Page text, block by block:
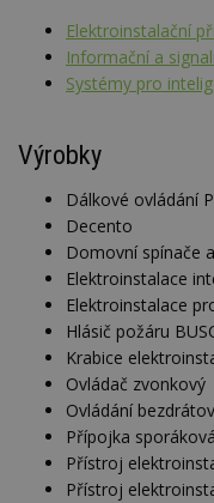
Elektroinstalační
Informační a
Systémy pro
Výrobky
Dálkové ovládání
Decento
Domovní spínače
Elektroinstalace
Elektroinstalace
Hlásič požáru
Krabice
Ovládač zvonkový
Ovládání
Přípojka
Přístroj
Přístroj